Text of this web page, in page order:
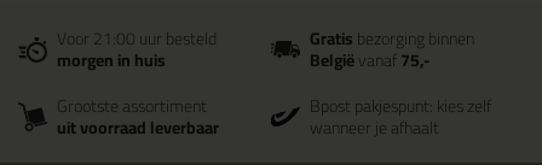
Voor 21:00 uur besteld
morgen in huis
Gratisbezorging binnen
Belgiëvanaf75,-
Grootste assortiment
uit voorraad leverbaar
Bpost pakjespunt: kies zelf
wanneer je afhaalt